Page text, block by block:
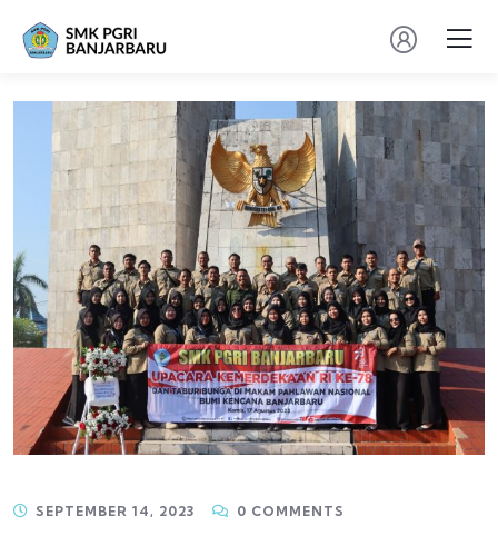
SEPTEMBER 14, 2023 0 COMMENTS